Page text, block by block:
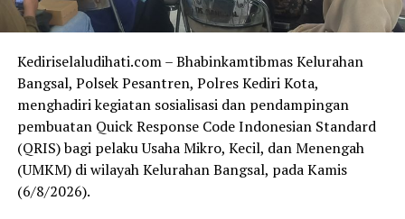
Kapten Cke Mulyono, Lurah Mojoroto Yahya Budiono,
PGRI Kediri.
Rangkaian kegiatan diawali dengan praacara berupa
penampilan unit kegiatan tari dan karawitan,
persembahan Tari Remo Bolet, laporan ketua pelaksana,
penyerahan penghargaan kepada unit kerja, tenaga
pendidik, dosen, dan program studi unggulan.
Kediriselaludihati.com – Bhabinkamtibmas Kelurahan
Bangsal, Polsek Pesantren, Polres Kediri Kota,
menghadiri kegiatan sosialisasi dan pendampingan
pembuatan Quick Response Code Indonesian Standard
(QRIS) bagi pelaku Usaha Mikro, Kecil, dan Menengah
(UMKM) di wilayah Kelurahan Bangsal, pada Kamis
(6/8/2026).